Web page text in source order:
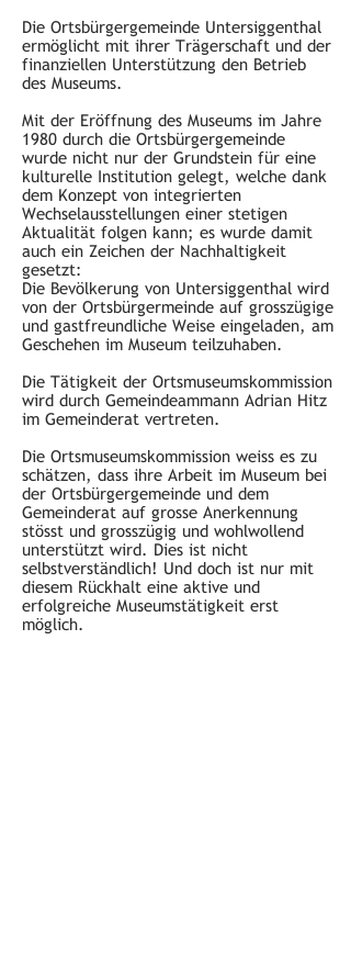
Die Ortsbürgergemeinde Untersiggenthal
ermöglicht mit ihrer Trägerschaft und der
finanziellen Unterstützung den Betrieb
des Museums.
Mit der Eröffnung des Museums im Jahre
1980 durch die Ortsbürgergemeinde
wurde nicht nur der Grundstein für eine
kulturelle Institution gelegt, welche dank
dem Konzept von integrierten
Wechselausstellungen einer stetigen
Aktualität folgen kann; es wurde damit
auch ein Zeichen der Nachhaltigkeit
gesetzt:
Die Bevölkerung von Untersiggenthal wird
von der Ortsbürgermeinde auf grosszügige
und gastfreundliche Weise eingeladen, am
Geschehen im Museum teilzuhaben.
Die Tätigkeit der Ortsmuseumskommission
wird durch Gemeindeammann Adrian Hitz
im Gemeinderat vertreten.
Die Ortsmuseumskommission weiss es zu
schätzen, dass ihre Arbeit im Museum bei
der Ortsbürgergemeinde und dem
Gemeinderat auf grosse Anerkennung
stösst und grosszügig und wohlwollend
unterstützt wird. Dies ist nicht
selbstverständlich! Und doch ist nur mit
diesem Rückhalt eine aktive und
erfolgreiche Museumstätigkeit erst
möglich.